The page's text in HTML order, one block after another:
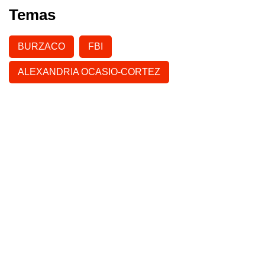
Temas
BURZACO FBI
ALEXANDRIA OCASIO-CORTEZ